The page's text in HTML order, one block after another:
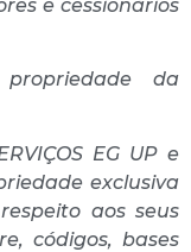
e cessionários
da
EG UP e
exclusiva
aos seus
códigos, bases